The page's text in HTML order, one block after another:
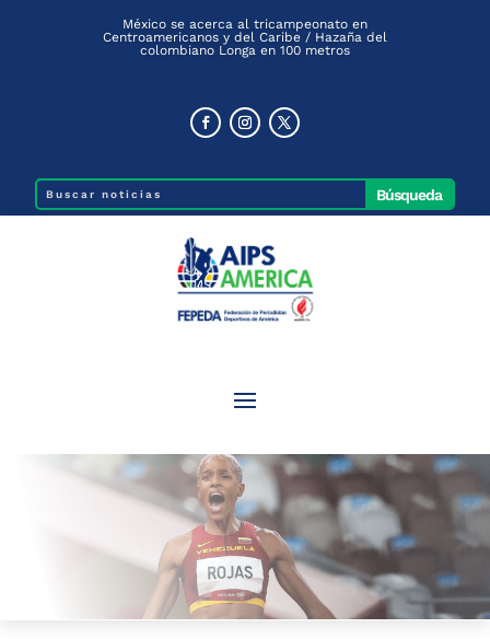
México se acerca al tricampeonato en
Centroamericanos y del Caribe / Hazaña del
colombiano Longa en 100 metros